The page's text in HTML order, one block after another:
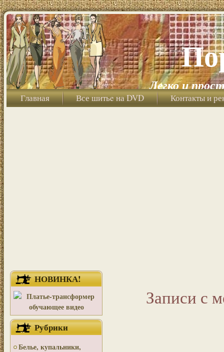
Легко и
Главная Все шитьe на DVD Контакты и
НОВИНКА!
Рубрики
Белье, купальники,
Записи с